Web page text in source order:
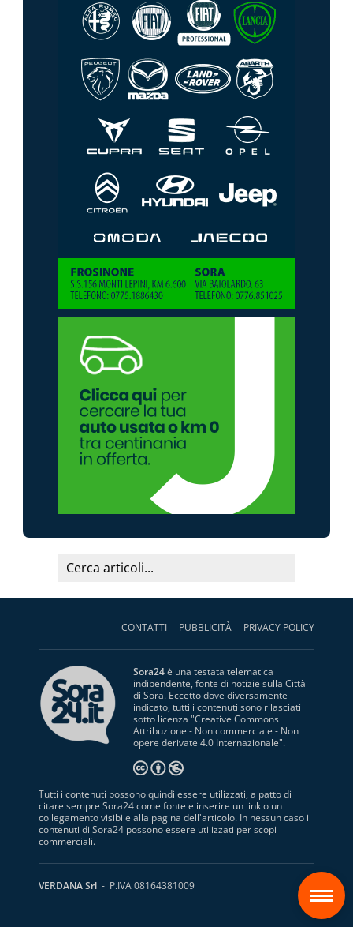
CONTATTI PUBBLICITÀ PRIVACY POLICY
Sora24è una testata telematica
indipendente, fonte di notizie sulla Città
di Sora. Eccetto dove diversamente
indicato, tutti i contenuti sono rilasciati
sotto licenza "Creative Commons
Attribuzione - Non commerciale - Non
opere derivate 4.0 Internazionale".
Tutti i contenuti possono quindi essere utilizzati, a patto di
citare sempre Sora24 come fonte e inserire un link o un
collegamento visibile alla pagina dell'articolo. In nessun caso i
contenuti di Sora24 possono essere utilizzati per scopi
commerciali.
VERDANA Srl - P.IVA 08164381009